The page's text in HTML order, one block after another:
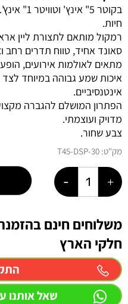
בקוטר 5"
חיות.
רמקול מותאם לתצורת ליין
סאונד אחיד, טווח תדרים רחב
מתאים לאולמות אירועים,
איכות שמע גבוהה במיוחד לצד
אינטנסיביים.
הפתרון המושלם להגברה
מדויק ועוצמתי.
צבע שחור.
מק"ט: 30-T45-DSP
חלקי הארץ
שאל אותנו